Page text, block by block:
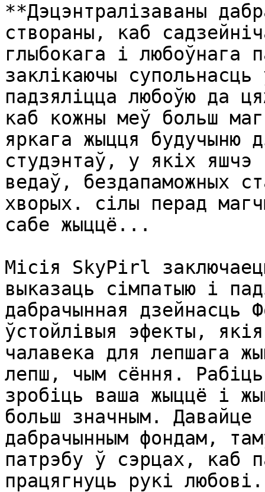
**Дэцэнтралізаваны
створаны, каб
глыбокага і любоўнага
заклікаючы
падзяліцца любоўю да
каб кожны меў больш
яркага жыцця будучыню
студэнтаў, у якіх яшчэ
ведаў, бездапаможных
хворых. сілы перад
сабе жыццё...
Місія SkyPirl
выказаць сімпатыю і
дабрачынная дзейнасць
ўстойлівыя эфекты,
чалавека для лепшага
лепш, чым сёння.
зробіць ваша жыццё і
больш значным. Давайце
дабрачынным фондам,
патрэбу ў сэрцах, каб
працягнуць рукі